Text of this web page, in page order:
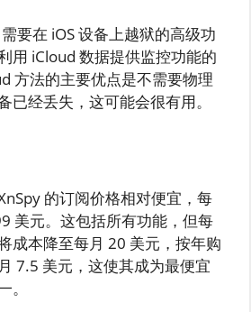
要在 iOS 设备上越狱的高级功
用 iCloud 数据提供监控功能的
方法的主要优点是不需要物理
已经丢失，这可能会很有用。
的订阅价格相对便宜，每
美元。这包括所有功能，但每
成本降至每月 20 美元，按年购
7.5 美元，这使其成为最便宜
。